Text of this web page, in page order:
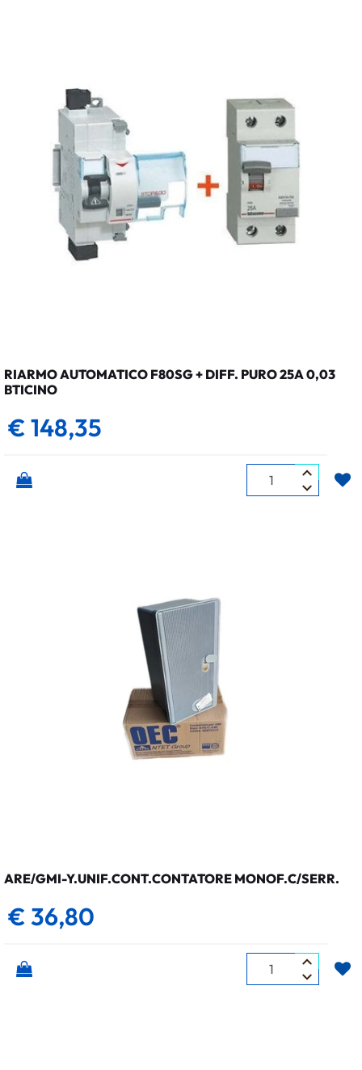
RIARMO AUTOMATICO F80SG + DIFF. PURO 25A 0,03
BTICINO
€ 148,35
Quantità
ARE/GMI-Y.UNIF.CONT.CONTATORE MONOF.C/SERR.
€ 36,80
Quantità